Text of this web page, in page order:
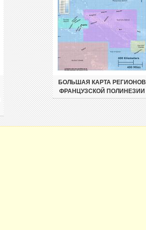
БОЛЬШАЯ КАРТА РЕГИОНОВ
ФРАНЦУЗСКОЙ ПОЛИНЕЗИИ